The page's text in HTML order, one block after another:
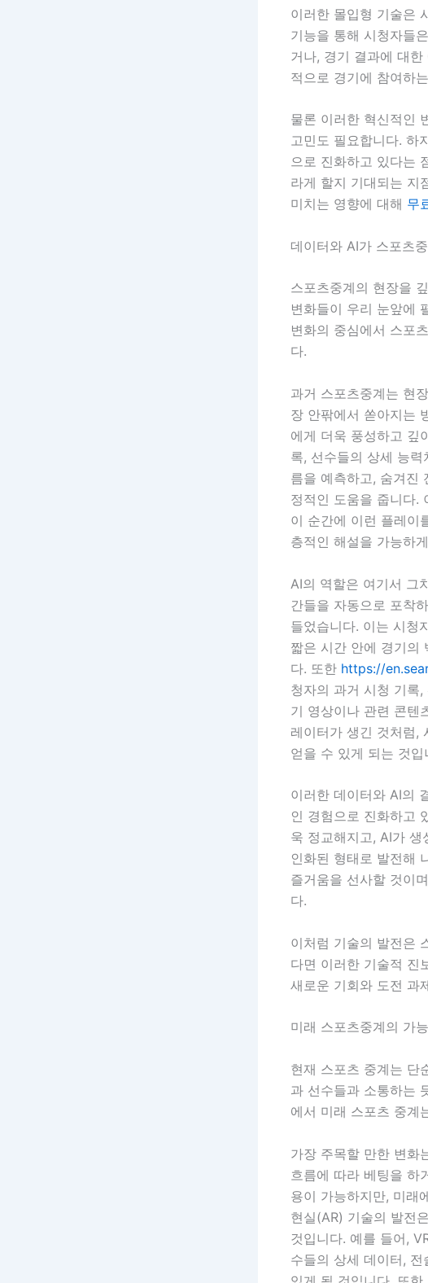
이러한 몰입형 기술은
기능을 통해 시청자들
거나, 경기 결과에 대
적으로 경기에 참여하
물론 이러한 혁신적인
고민도 필요합니다. 하
으로 진화하고 있다는
라게 할지 기대되는 지
미치는 영향에 대해 무
데이터와 AI가 스포츠
스포츠중계의 현장을
변화들이 우리 눈앞에
변화의 중심에서 스포
다.
과거 스포츠중계는 현
장 안팎에서 쏟아지는
에게 더욱 풍성하고 깊
록, 선수들의 상세 능
름을 예측하고, 숨겨진
정적인 도움을 줍니다.
이 순간에 이런 플레이
층적인 해설을 가능하
AI의 역할은 여기서 그
간들을 자동으로 포착
들었습니다. 이는 시청
짧은 시간 안에 경기의
다. 또한 https://
청자의 과거 시청 기록
기 영상이나 관련 콘텐
레이터가 생긴 것처럼,
얻을 수 있게 되는 것입
이러한 데이터와 AI의
인 경험으로 진화하고
욱 정교해지고, AI가
인화된 형태로 발전해
즐거움을 선사할 것이
다.
이처럼 기술의 발전은
다면 이러한 기술적 진
새로운 기회와 도전 과
미래 스포츠중계의 가
현재 스포츠 중계는 단
과 선수들과 소통하는
에서 미래 스포츠 중계
가장 주목할 만한 변화
흐름에 따라 베팅을 하
용이 가능하지만, 미래
현실(AR) 기술의 발전
것입니다. 예를 들어,
수들의 상세 데이터,